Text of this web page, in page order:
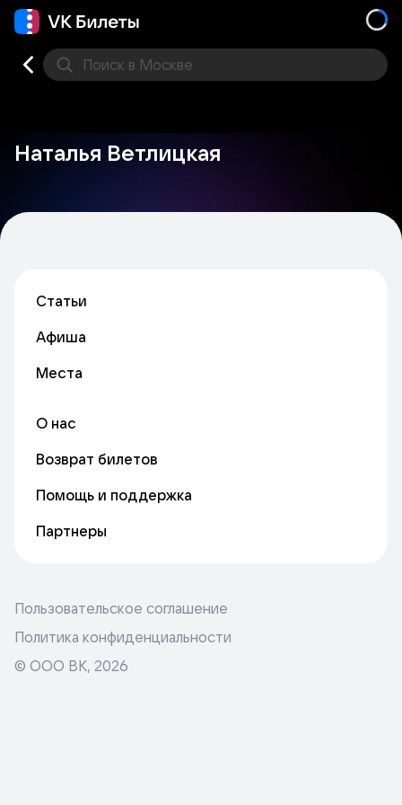
Поиск в Москве
Наталья Ветлицкая
Статьи
Афиша
Места
О нас
Возврат билетов
Помощь и поддержка
Партнеры
Пользовательское соглашение
Политика конфиденциальности
© ООО ВК, 2026